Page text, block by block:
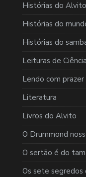
Histórias do Alvito
Histórias do
Histórias do
Leituras de
Lendo com
Literatura
Livros do Alvito
O Drummond
O sertão é do
Os sete segredos